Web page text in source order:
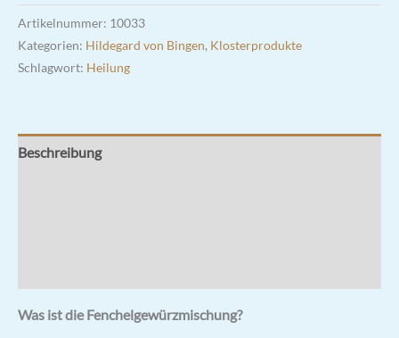
Artikelnummer: 10033
Kategorien: Hildegard von Bingen, Klosterprodukte
Schlagwort: Heilung
Beschreibung
Was ist die Fenchelgewürzmischung?